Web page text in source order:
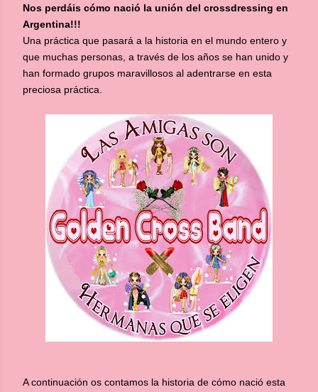
Nos perdáis cómo nació la unión del crossdressing en
Argentina!!!
Una práctica que pasará a la historia en el mundo entero y
que muchas personas, a través de los años se han unido y
han formado grupos maravillosos al adentrarse en esta
preciosa práctica.
A continuación os contamos la historia de cómo nació esta